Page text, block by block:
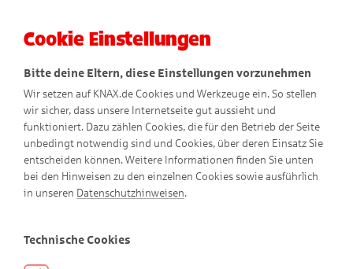
Cookie Einstellungen
Bitte deine Eltern, diese Einstellungen vorzunehmen
Wir setzen auf KNAX.de Cookies und Werkzeuge ein. So stellen
wir sicher, dass unsere Internetseite gut aussieht und
funktioniert. Dazu zählen Cookies, die für den Betrieb der Seite
unbedingt notwendig sind und Cookies, über deren Einsatz Sie
entscheiden können. Weitere Informationen finden Sie unten
bei den Hinweisen zu den einzelnen Cookies sowie ausführlich
in unseren Datenschutzhinweisen.
Technische Cookies